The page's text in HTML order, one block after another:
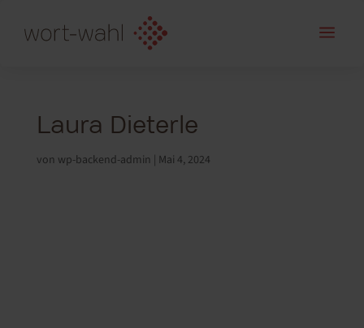
a
Laura Dieterle
von wp-backend-admin Mai 4, 2024